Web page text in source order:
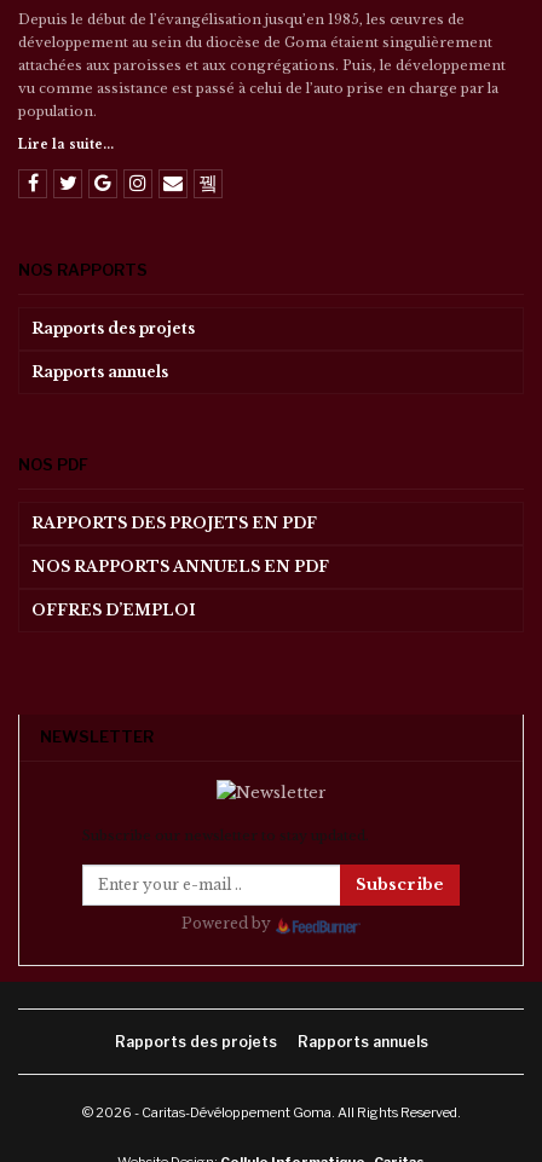
Depuis le début de l’évangélisation jusqu’en 1985, les œuvres de
développement au sein du diocèse de Goma étaient singulièrement
attachées aux paroisses et aux congrégations. Puis, le développement
vu comme assistance est passé à celui de l’auto prise en charge par la
population.
Lire la suite...
NOS RAPPORTS
Rapports des projets
Rapports annuels
NOS PDF
RAPPORTS DES PROJETS EN PDF
NOS RAPPORTS ANNUELS EN PDF
OFFRES D’EMPLOI
NEWSLETTER
Subscribe our newsletter to stay updated.
Subscribe
Powered by
Rapports des projets Rapports annuels
© 2026 - Caritas-Dévéloppement Goma. All Rights Reserved.